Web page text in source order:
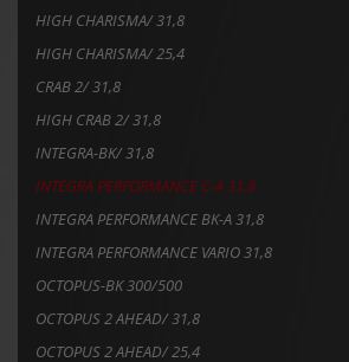
HIGH CHARISMA/ 31,8
HIGH CHARISMA/ 25,4
CRAB 2/ 31,8
HIGH CRAB 2/ 31,8
INTEGRA-BK/ 31,8
INTEGRA PERFORMANCE C-A 31,8
INTEGRA PERFORMANCE BK-A 31,8
INTEGRA PERFORMANCE VARIO 31,8
OCTOPUS-BK 300/500
OCTOPUS 2 AHEAD/ 31,8
OCTOPUS 2 AHEAD/ 25,4